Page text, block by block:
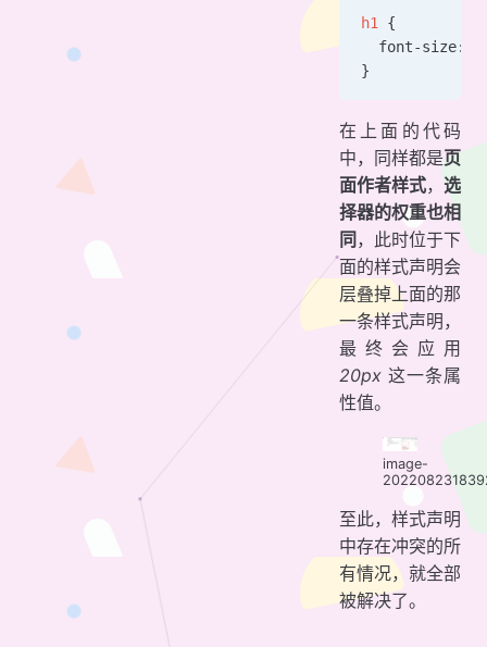
h1
{
  font-size:
}
在上面的代码
中，同样都是页
面作者样式， 选
择器的权重也相
同 ，此时位于下
面的样式声明会
层叠掉上面的那
一条样式声明，
最终会应用
20px 这一条属
性值。
image-
至此，样式声明
中存在冲突的所
有情况，就全部
被解决了。